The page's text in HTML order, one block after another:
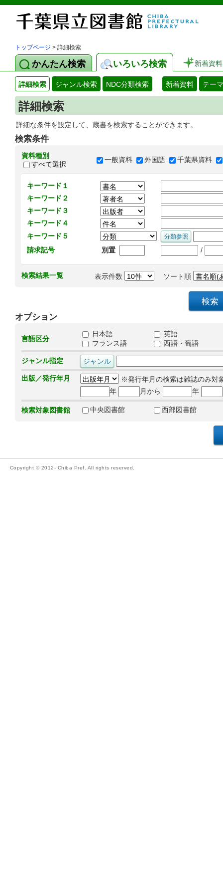
トップページ > 詳細検索
かんたん検索 いろいろ検索 新着資料
詳細検索 ジャンル検索 NDC分類検索 新着資料 テー
詳細検索
詳細な条件を設定して、蔵書を検索することができます。
検索条件
資料種別
すべて選択
一般資料 外国語 千葉県資料
キーワード１
キーワード２
キーワード３
キーワード４
キーワード５
請求記号
別置 /
検索結果一覧 表示件数 ソート順
オプション
言語区分
日本語
英語
フランス語
西語・葡語
ジャンル指定
出版／発行年月
※発行年月の検索は雑誌のみ対
年
月から 年
検索対象図書館 中央図書館 西部図書館
Copyright © 2012- Chiba Pref. All rights reserved.